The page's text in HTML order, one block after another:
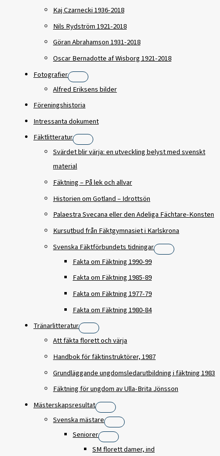
Kaj Czarnecki 1936-2018
Nils Rydström 1921-2018
Göran Abrahamson 1931-2018
Oscar Bernadotte af Wisborg 1921-2018
Fotografier
Alfred Eriksens bilder
Föreningshistoria
Intressanta dokument
Fäktlitteratur
Svärdet blir värja: en utveckling belyst med svenskt
material
Fäktning – På lek och allvar
Historien om Gotland – Idrottsön
Palaestra Svecana eller den Adeliga Fächtare-Konsten
Kursutbud från Fäktgymnasiet i Karlskrona
Svenska Fäktförbundets tidningar
Fakta om Fäktning 1990-99
Fakta om Fäktning 1985-89
Fakta om Fäktning 1977-79
Fakta om Fäktning 1980-84
Tränarlitteratur
Att fäkta florett och värja
Handbok för fäktinstruktörer, 1987
Grundläggande ungdomsledarutbildning i fäktning 1983
Fäktning för ungdom av Ulla-Brita Jönsson
Mästerskapsresultat
Svenska mästare
Seniorer
SM florett damer, ind